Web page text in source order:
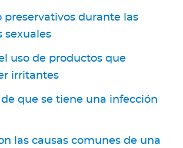
preservativos durante las
sexuales
uso de productos que
irritantes
que se tiene una infección
las causas comunes de una